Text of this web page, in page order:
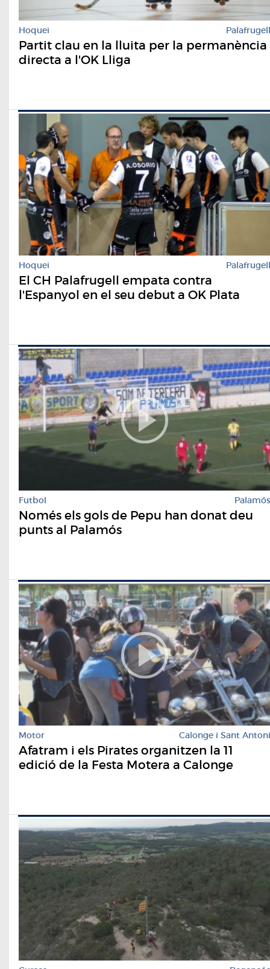
Hoquei Palafrugell
Partit clau en la lluita per la permanència
directa a l'OK Lliga
Hoquei Palafrugell
El CH Palafrugell empata contra
l'Espanyol en el seu debut a OK Plata
Futbol Palamós
Només els gols de Pepu han donat deu
punts al Palamós
Motor Calonge i Sant Antoni
Afatram i els Pirates organitzen la 11
edició de la Festa Motera a Calonge